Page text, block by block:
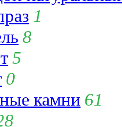
1
8
5
0
камни 61